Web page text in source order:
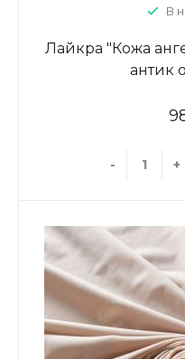
В
Лайкра "Кожа
антик
- +